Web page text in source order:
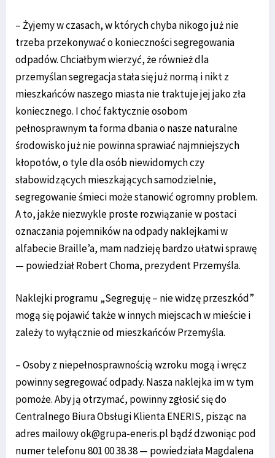
– Żyjemy w czasach, w których chyba nikogo już nie
trzeba przekonywać o konieczności segregowania
odpadów. Chciałbym wierzyć, że również dla
przemyślan segregacja stała się już normą i nikt z
mieszkańców naszego miasta nie traktuje jej jako zła
koniecznego. I choć faktycznie osobom
pełnosprawnym ta forma dbania o nasze naturalne
środowisko już nie powinna sprawiać najmniejszych
kłopotów, o tyle dla osób niewidomych czy
słabowidzących mieszkających samodzielnie,
segregowanie śmieci może stanowić ogromny problem.
A to, jakże niezwykle proste rozwiązanie w postaci
oznaczania pojemników na odpady naklejkami w
alfabecie Braille’a, mam nadzieję bardzo ułatwi sprawę
— powiedział Robert Choma, prezydent Przemyśla.
Naklejki programu „Segreguję – nie widzę przeszkód”
mogą się pojawić także w innych miejscach w mieście i
zależy to wyłącznie od mieszkańców Przemyśla.
– Osoby z niepełnosprawnością wzroku mogą i wręcz
powinny segregować odpady. Nasza naklejka im w tym
pomoże. Aby ją otrzymać, powinny zgłosić się do
Centralnego Biura Obsługi Klienta ENERIS, pisząc na
adres mailowy ok@grupa-eneris.pl bądź dzwoniąc pod
numer telefonu 801 00 38 38 — powiedziała Magdalena